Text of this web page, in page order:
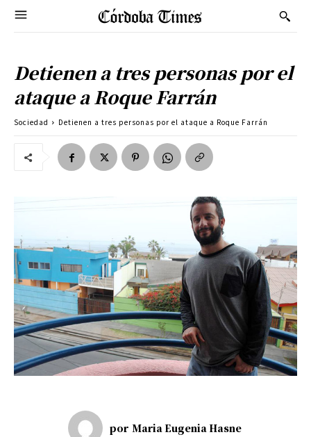
Detienen a tres personas por el
ataque a Roque Farrán
Sociedad Detienen a tres personas por el ataque a Roque Farrán
por Maria Eugenia Hasne